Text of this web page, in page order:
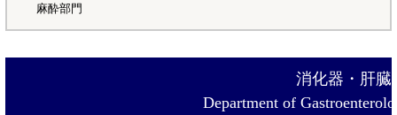
麻酔部門
消化器・肝臓
Department of